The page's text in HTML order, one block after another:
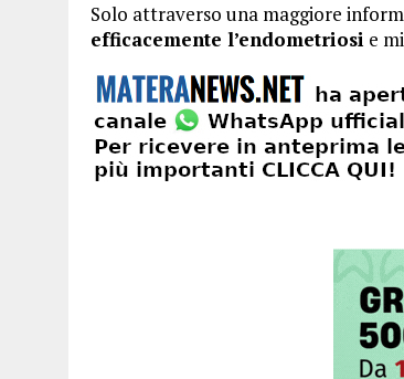
Solo attraverso una maggiore
efficacemente l’endometriosi e